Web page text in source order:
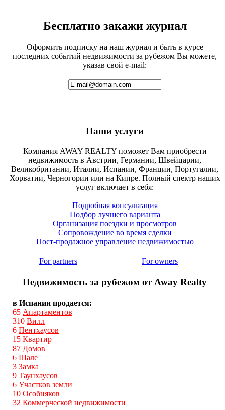
Бесплатно закажи журнал
Оформить подписку на наш журнал и быть в курсе
последних событий недвижимости за рубежом Вы можете,
указав свой e-mail:
Наши услуги
Компания AWAY REALTY поможет Вам приобрести
недвижимость в Австрии, Германии, Швейцарии,
Великобритании, Италии, Испании, Франции, Португалии,
Хорватии, Черногории или на Кипре. Полный спектр наших
услуг включает в себя:
Подробная консультация
Подбор лучшего варианта
Организация поездки и просмотров
Сопровождение во время сделки
Пост-продажное управление недвижимостью
For partners For owners
Недвижимость за рубежом от Away Realty
в Испании продается:
65 Апартаментов
310 Вилл
6 Пентхаусов
15 Квартир
87 Домов
6 Шале
3 Замка
9 Таунхаусов
6 Участков земли
10 Особняков
32 Коммерческой недвижимости